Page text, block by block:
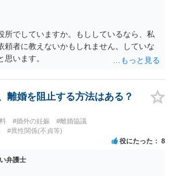
所でしていますか。もししているなら、私
頼者に教えないかもしれません。していな
います。
離婚を阻止する方法はある？
#婚外の妊娠
#離婚協議
#異性関係(不貞等)
役にたった 8
弁護士